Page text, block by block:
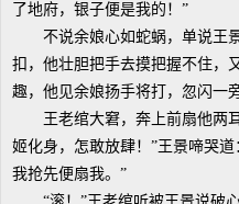
了地府，银子便是我的！”
不说余娘心如蛇蜗，单说王景
扣，他壮胆把手去摸把握不住，
趣，他见余娘扬手将打，忽闪一
王老绾大窘，奔上前扇他两耳
姬化身，怎敢放肆！”王景啼哭
我抢先便扇我。”